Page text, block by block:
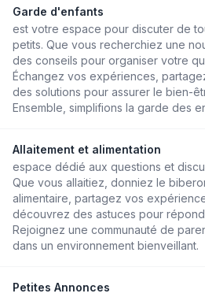
Garde d'enfants
est votre espace pour discuter de
petits. Que vous recherchiez une
des conseils pour organiser votre
Échangez vos expériences,
des solutions pour assurer le bien-
Ensemble, simplifions la garde des
Allaitement et alimentation
espace dédié aux questions et
Que vous allaitiez, donniez le
alimentaire, partagez vos
découvrez des astuces pour
Rejoignez une communauté de
dans un environnement bienveillant.
Petites Annonces